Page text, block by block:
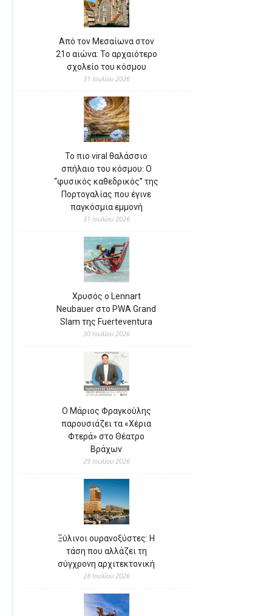
Από τον Μεσαίωνα στον
21ο αιώνα: Το αρχαιότερο
σχολείο του κόσμου
31 Ιουλίου 2026
Το πιο viral θαλάσσιο
σπήλαιο του κόσμου: Ο
“φυσικός καθεδρικός” της
Πορτογαλίας που έγινε
παγκόσμια εμμονή
31 Ιουλίου 2026
Χρυσός ο Lennart
Neubauer στο PWA Grand
Slam της Fuerteventura
30 Ιουλίου 2026
Ο Μάριος Φραγκούλης
παρουσιάζει τα «Χέρια
Φτερά» στο Θέατρο
Βράχων
29 Ιουλίου 2026
Ξύλινοι ουρανοξύστες: Η
τάση που αλλάζει τη
σύγχρονη αρχιτεκτονική
28 Ιουλίου 2026